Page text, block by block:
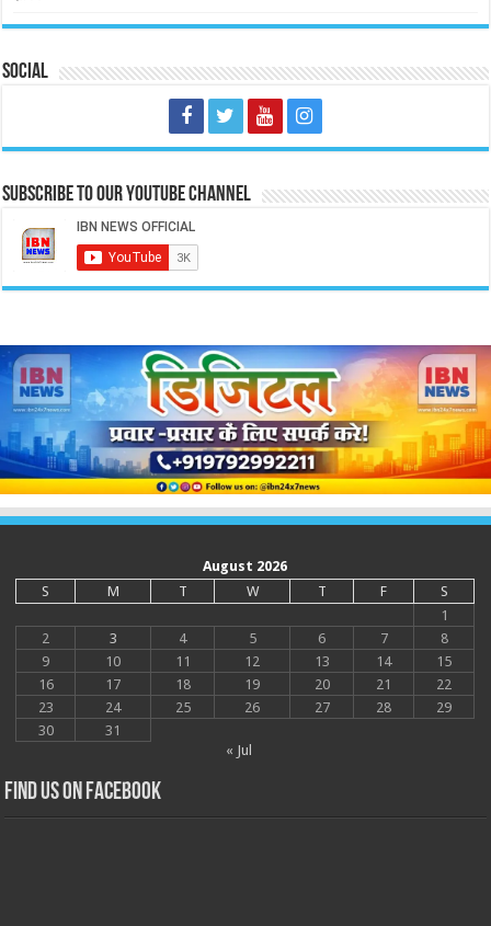
Social
Subscribe to our Youtube Channel
August 2026
S
M T W T F
S
1
2
3 4 5 6 7
8
9
10 11 12 13 14
15
16
17 18 19 20 21
22
23
24 25 26 27 28
29
30
31
« Jul
Find us on Facebook